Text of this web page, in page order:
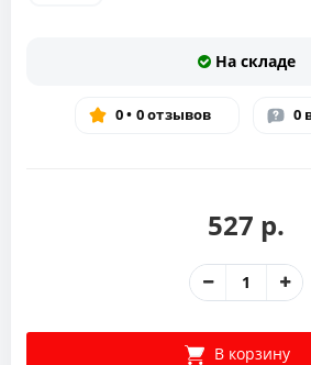
На складе
0 • 0 отзывов 0
527 р.
В корзину